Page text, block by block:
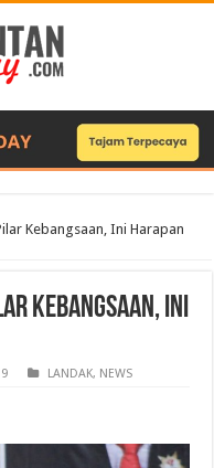
Kebangsaan, Ini Harapan
Kebangsaan, Ini
LANDAK, NEWS